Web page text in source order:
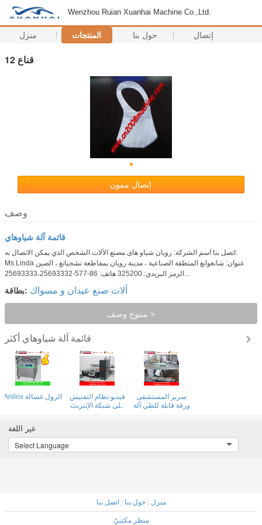
Wenzhou Ruian Xuanhai Machine Co.,Ltd.
منزل المنتجات حول بنا إتصال
قناع 12
إتصال ممون
وصف
قائمة آلة شياوهاي
اتصل بنا اسم الشركة: رويان شياو هاى مصنع الآلات الشخص الذي يمكن الاتصال به:
Ms.Linda عنوان: شانغوانغ المنطقة الصناعية ، مدينة رويان بمقاطعة تشجيانغ ، الصين
الرمز البريدي: 325200 هاتف: 86-577-25693333،25693332...
بطاقة: آلات صنع عيدان و مسواك
منتوج وصف >
قائمة آلة شياوهاي
آلة ورقة السرير
الطبي
آلة تغطية السرير
الجراحية
سرير المستشفى
ورقة آلة قابلة للطي
غير اللغة
Select Language
منزل |حول بنا |اتصل بنا
منظر مكتبيّ